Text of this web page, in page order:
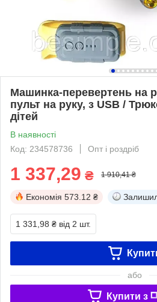
Машинка-перевертень на
пульт на руку, з USB /
дітей
В наявності
Код: 234578736
Опт і роздріб
1 337,29 ₴ 1 910,41 ₴
Економія 573.12 ₴
1 331,98 ₴ від 2 шт.
або
Купити з